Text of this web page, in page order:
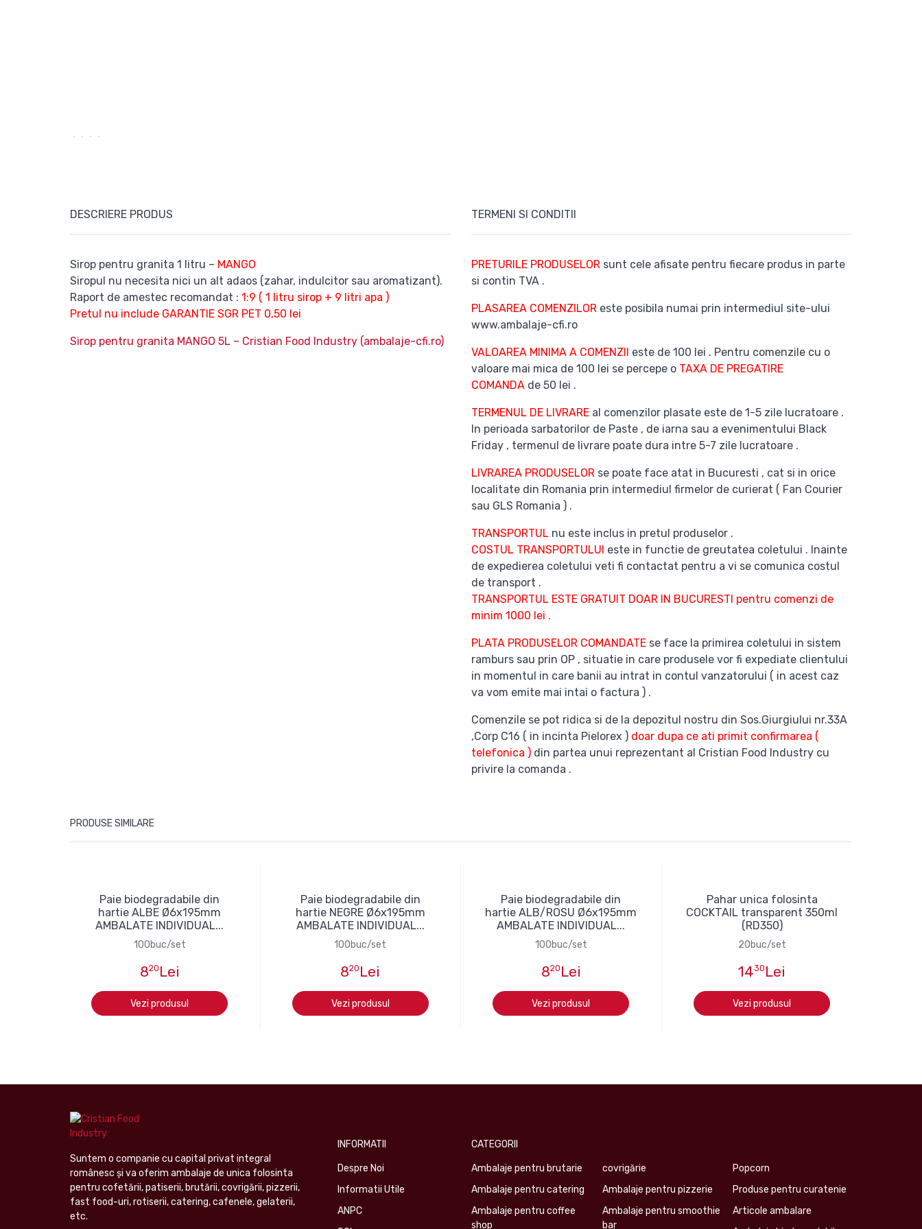
DESCRIERE PRODUS
Sirop pentru granita 1 litru – MANGO
Siropul nu necesita nici un alt adaos (zahar, indulcitor sau aromatizant).
Raport de amestec recomandat : 1:9 ( 1 litru sirop + 9 litri apa )
Pretul nu include GARANTIE SGR PET 0,50 lei
Sirop pentru granita MANGO 5L – Cristian Food Industry (ambalaje-cfi.ro)
TERMENI SI CONDITII
PRETURILE PRODUSELOR sunt cele afisate pentru fiecare produs in parte
si contin TVA .
PLASAREA COMENZILOR este posibila numai prin intermediul site-ului
www.ambalaje-cfi.ro
VALOAREA MINIMA A COMENZII este de 100 lei . Pentru comenzile cu o
valoare mai mica de 100 lei se percepe o TAXA DE PREGATIRE
COMANDA de 50 lei .
TERMENUL DE LIVRARE al comenzilor plasate este de 1-5 zile lucratoare .
In perioada sarbatorilor de Paste , de iarna sau a evenimentului Black
Friday , termenul de livrare poate dura intre 5-7 zile lucratoare .
LIVRAREA PRODUSELOR se poate face atat in Bucuresti , cat si in orice
localitate din Romania prin intermediul firmelor de curierat ( Fan Courier
sau GLS Romania ) .
TRANSPORTUL nu este inclus in pretul produselor .
COSTUL TRANSPORTULUI este in functie de greutatea coletului . Inainte
de expedierea coletului veti fi contactat pentru a vi se comunica costul
de transport .
TRANSPORTUL ESTE GRATUIT DOAR IN BUCURESTI pentru comenzi de
minim 1000 lei .
PLATA PRODUSELOR COMANDATE se face la primirea coletului in sistem
ramburs sau prin OP , situatie in care produsele vor fi expediate clientului
in momentul in care banii au intrat in contul vanzatorului ( in acest caz
va vom emite mai intai o factura ) .
Comenzile se pot ridica si de la depozitul nostru din Sos.Giurgiului nr.33A
,Corp C16 ( in incinta Pielorex ) doar dupa ce ati primit confirmarea (
telefonica ) din partea unui reprezentant al Cristian Food Industry cu
privire la comanda .
PRODUSE SIMILARE
Paie biodegradabile din
hartie ALBE Ø6x195mm
AMBALATE INDIVIDUAL...
100buc/set
820 Lei
Vezi produsul
Paie biodegradabile din
hartie NEGRE Ø6x195mm
AMBALATE INDIVIDUAL...
100buc/set
820 Lei
Vezi produsul
Paie biodegradabile din
hartie ALB/ROSU Ø6x195mm
AMBALATE INDIVIDUAL...
100buc/set
820 Lei
Vezi produsul
Pahar unica folosinta
COCKTAIL transparent 350ml
(RD350)
20buc/set
1430 Lei
Vezi produsul
Suntem o companie cu capital privat integral
românesc şi va oferim ambalaje de unica folosinta
pentru cofetării, patiserii, brutării, covrigării, pizzerii,
fast food-uri, rotiserii, catering, cafenele, gelaterii,
etc.
INFORMATII
Despre Noi
Informatii Utile
ANPC
CATEGORII
Ambalaje pentru brutarie
Ambalaje pentru catering
Ambalaje pentru coffee
shop
covrigărie
Ambalaje pentru pizzerie
Ambalaje pentru smoothie
bar
Popcorn
Produse pentru curatenie
Articole ambalare